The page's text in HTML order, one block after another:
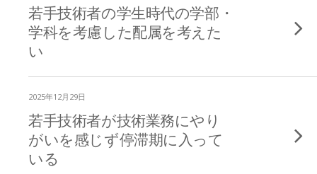
若手技術者の学生時代の学部・
学科を考慮した配属を考えた
い
2025年12月29日
若手技術者が技術業務にやり
がいを感じず停滞期に入って
いる